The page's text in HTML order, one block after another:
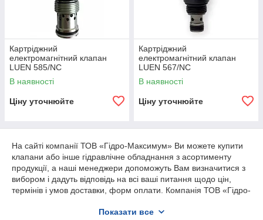
Картріджний
електромагнітний клапан
LUEN 585/NC
В наявності
Ціну уточнюйте
Картріджний
електромагнітний клапан
LUEN 567/NC
В наявності
Ціну уточнюйте
На сайті компанії ТОВ «Гідро-Максимум» Ви можете купити
клапани або інше гідравлічне обладнання з асортименту
продукції, а наші менеджери допоможуть Вам визначитися з
вибором і дадуть відповідь на всі ваші питання щодо цін,
термінів і умов доставки, форм оплати. Компанія ТОВ «Гідро-
весь асортимент гідравлічного обладнання. Весь асортимент
Показати все